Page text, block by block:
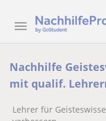
Nachhilfe
mit qualif.
Lehrer für